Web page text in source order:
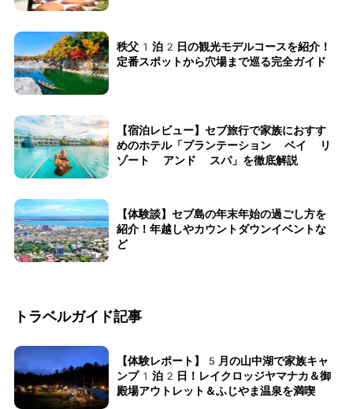
秩父1泊2日の観光モデルコースを紹介！
定番スポットから穴場まで巡る完全ガイド
【宿泊レビュー】セブ旅行で家族におすす
めのホテル「プランテーション ベイ リ
ゾート アンド スパ」を徹底解説
【体験談】セブ島の年末年始の過ごし方を
紹介！年越しやカウントダウンイベントな
ど
トラベルガイド記事
【体験レポート】5月の山中湖で家族キャ
ンプ1泊2日！レイクロッジヤマナカ＆御
殿場アウトレット＆ふじやま温泉を満喫